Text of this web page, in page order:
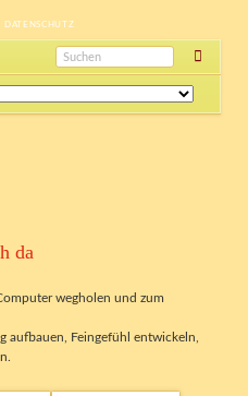
DATENSCHUTZ
da
wegholen und zum
aufbauen, Feingefühl entwickeln,